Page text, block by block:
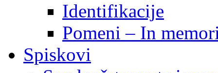
Identifikacije
Pomeni – In
Spiskovi